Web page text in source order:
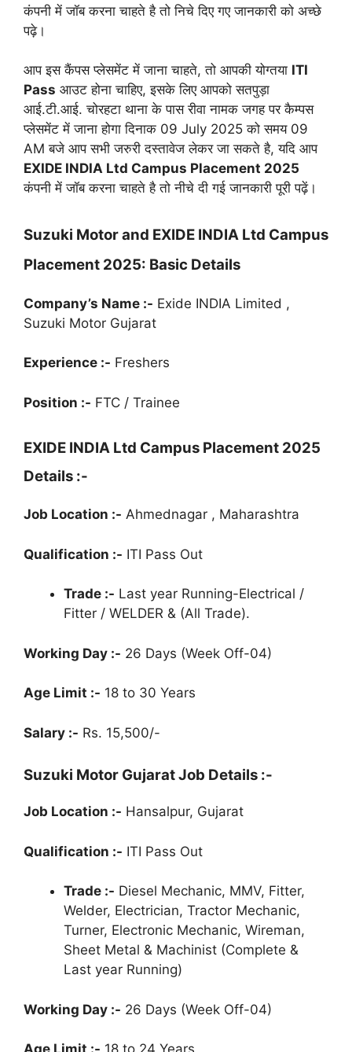
कंपनी में जॉब करना चाहते है तो निचे दिए गए जानकारी को अच्छे
पढ़े।
आप इस कैंपस प्लेसमेंट में जाना चाहते, तो आपकी योग्तया ITI
Pass आउट होना चाहिए, इसके लिए आपको सतपुड़ा
आई.टी.आई. चोरहटा थाना के पास रीवा नामक जगह पर कैम्पस
प्लेसमेंट में जाना होगा दिनाक 09 July 2025 को समय 09
AM बजे आप सभी जरुरी दस्तावेज लेकर जा सकते है, यदि आप
EXIDE INDIA Ltd Campus Placement 2025
कंपनी में जॉब करना चाहते है तो नीचे दी गई जानकारी पूरी पढ़ें।
Suzuki Motor and EXIDE INDIA Ltd Campus
Placement 2025: Basic Details
Company’s Name :- Exide INDIA Limited ,
Suzuki Motor Gujarat
Experience :- Freshers
Position :- FTC / Trainee
EXIDE INDIA Ltd Campus Placement 2025
Details :-
Job Location :- Ahmednagar , Maharashtra
Qualification :- ITI Pass Out
Trade :- Last year Running-Electrical /
Fitter / WELDER & (All Trade).
Working Day :- 26 Days (Week Off-04)
Age Limit :- 18 to 30 Years
Salary :- Rs. 15,500/-
Suzuki Motor Gujarat Job Details :-
Job Location :- Hansalpur, Gujarat
Qualification :- ITI Pass Out
Trade :- Diesel Mechanic, MMV, Fitter,
Welder, Electrician, Tractor Mechanic,
Turner, Electronic Mechanic, Wireman,
Sheet Metal & Machinist (Complete &
Last year Running)
Working Day :- 26 Days (Week Off-04)